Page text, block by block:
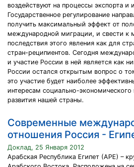
воздействуют на процессы экспорта
Государственное регулирование
получить максимальный эффект от
международной миграции, и свести к
последствия этого явления как для
стран-реципиентов. Сегодня
и участие России в ней является как
России остался открытым вопрос о
это участие будет наиболее
интересам социально-экономического
развития нашей страны.
Современные
отношения Россия -
Доклад, 25 Января 2012
Арабская Республика Египет (АРЕ) –